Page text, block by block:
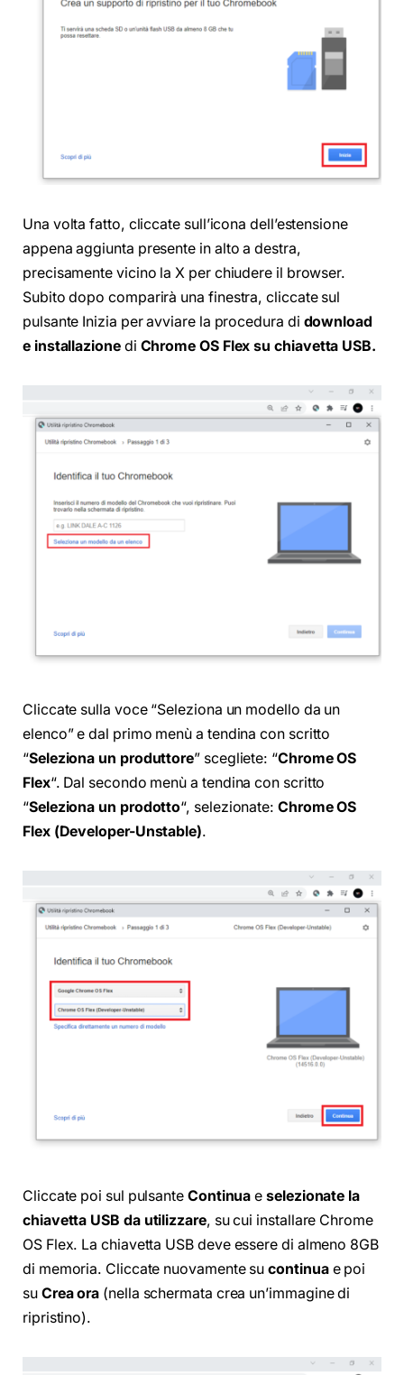
Una volta fatto, cliccate sull’icona dell’estensione
appena aggiunta presente in alto a destra,
precisamente vicino la X per chiudere il browser.
Subito dopo comparirà una finestra, cliccate sul
pulsante Inizia per avviare la procedura di download
e installazionedi Chrome OS Flex su chiavetta USB.
Cliccate sulla voce “Seleziona un modello da un
elenco” e dal primo menù a tendina con scritto
“Seleziona un produttore” scegliete: “Chrome OS
Flex“. Dal secondo menù a tendina con scritto
“Seleziona un prodotto“, selezionate: Chrome OS
Flex (Developer-Unstable).
Cliccate poi sul pulsante Continuaeselezionate la
chiavetta USB da utilizzare, su cui installare Chrome
OS Flex. La chiavetta USB deve essere di almeno 8GB
di memoria. Cliccate nuovamente sucontinua e poi
su Crea ora (nella schermata crea un’immagine di
ripristino).